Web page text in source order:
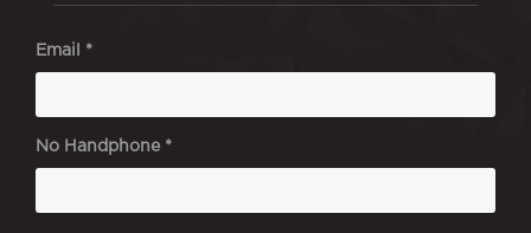
Email *
No Handphone *